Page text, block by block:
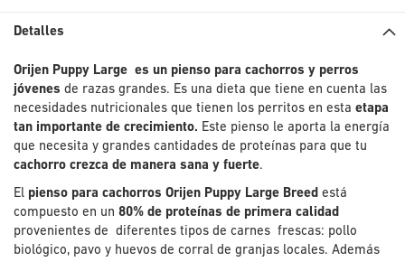
Detalles
Orijen Puppy Large es un pienso para cachorros y perros
jóvenes de razas grandes. Es una dieta que tiene en cuenta las
necesidades nutricionales que tienen los perritos en esta etapa
tan importante de crecimiento. Este pienso le aporta la energía
que necesita y grandes cantidades de proteínas para que tu
cachorro crezca de manera sana y fuerte.
El pienso para cachorros Orijen Puppy Large Breed está
compuesto en un 80% de proteínas de primera calidad
provenientes de diferentes tipos de carnes frescas: pollo
biológico, pavo y huevos de corral de granjas locales. Además